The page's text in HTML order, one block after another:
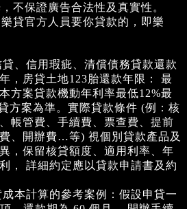
不保證廣告合法性及真實性。
貸官方人員要你貸款的，即樂
、信用瑕疵、清償債務貸款還款
，房貸土地123胎還款年限： 最
方案貸款機動年利率最低12%最
方案為準。實際貸款條件 (例：核
帳管費、手續費、票查費、提前
、開辦費…等) 視個別貸款產品及
，保留核貸額度、適用利率、年
， 詳細約定應以貸款申請書及約
本計算的參考案例：假設申貸一